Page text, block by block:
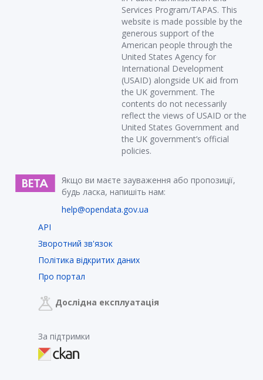
Services Program/TAPAS. This
website is made possible by the
generous support of the
American people through the
United States Agency for
International Development
(USAID) alongside UK aid from
the UK government. The
contents do not necessarily
reflect the views of USAID or the
United States Government and
the UK government’s official
policies.
Якщо ви маєте зауваження або пропозиції,
будь ласка, напишіть нам:
help@opendata.gov.ua
API
Зворотний зв'язок
Політика відкритих даних
Про портал
Дослідна експлуатація
За підтримки